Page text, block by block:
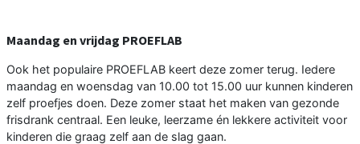
Maandag en vrijdag PROEFLAB
Ook het populaire PROEFLAB keert deze zomer terug. Iedere
maandag en woensdag van 10.00 tot 15.00 uur kunnen kinderen
zelf proefjes doen. Deze zomer staat het maken van gezonde
frisdrank centraal. Een leuke, leerzame én lekkere activiteit voor
kinderen die graag zelf aan de slag gaan.